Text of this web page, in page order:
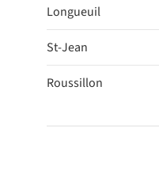
Longueuil
St-Jean
Roussillon